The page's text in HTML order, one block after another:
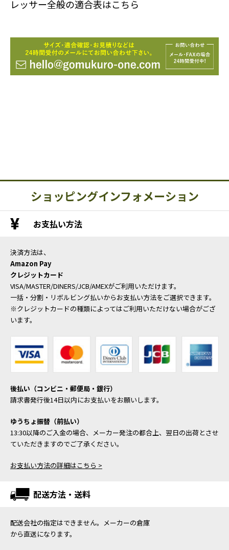
レッサー全般の適合表はこちら
ショッピングインフォメーション
お支払い方法
決済方法は、
Amazon Pay
クレジットカード
VISA/MASTER/DINERS/JCB/AMEXがご利用いただけます。
一括・分割・リボルビング払いからお支払い方法をご選択できます。
※クレジットカードの種類によってはご利用いただけない場合がござ
います。
後払い（コンビニ・郵便局・銀行）
請求書発行後14日以内にお支払いをお願いします。
ゆうちょ振替（前払い）
13:30以降のご入金の場合、メーカー発注の都合上、翌日の出荷とさせ
ていただきますのでご了承ください。
お支払い方法の詳細はこちら >
配送方法・送料
配送会社の指定はできません。メーカーの倉庫
から直送になります。